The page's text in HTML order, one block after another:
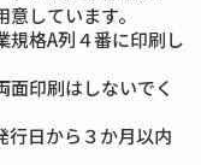
しています。
規格A列４番に印刷し
印刷はしないでく
行日から３か月以内